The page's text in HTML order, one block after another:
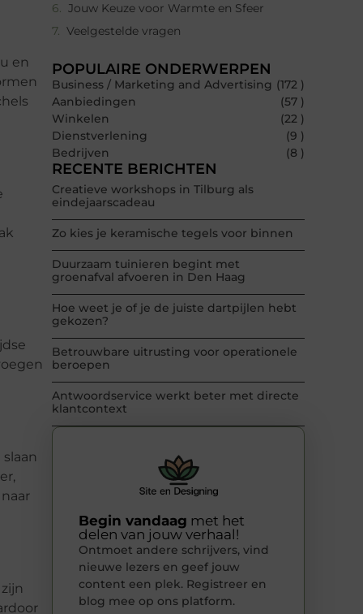
en
Jouw Keuze voor Warmte en Sfeer
Veelgestelde vragen
POPULAIRE ONDERWERPEN
Business / Marketing and Advertising (172 )
Aanbiedingen
(57 )
Winkelen
(22 )
Dienstverlening
(9 )
Bedrijven
(8 )
RECENTE BERICHTEN
Creatieve workshops in Tilburg als
eindejaarscadeau
Zo kies je keramische tegels voor binnen
Duurzaam tuinieren begint met
groenafval afvoeren in Den Haag
Hoe weet je of je de juiste dartpijlen hebt
gekozen?
Betrouwbare uitrusting voor operationele
beroepen
Antwoordservice werkt beter met directe
klantcontext
Begin vandaag met het
delen van jouw verhaal!
Ontmoet andere schrijvers, vind
nieuwe lezers en geef jouw
content een plek. Registreer en
blog mee op ons platform.